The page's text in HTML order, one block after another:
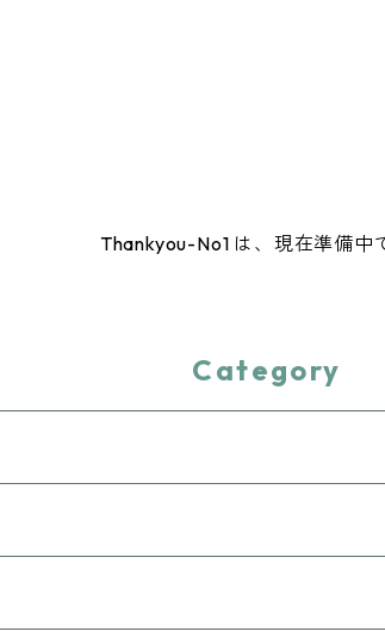
Thankyou-No1 は、現在準備中
Category